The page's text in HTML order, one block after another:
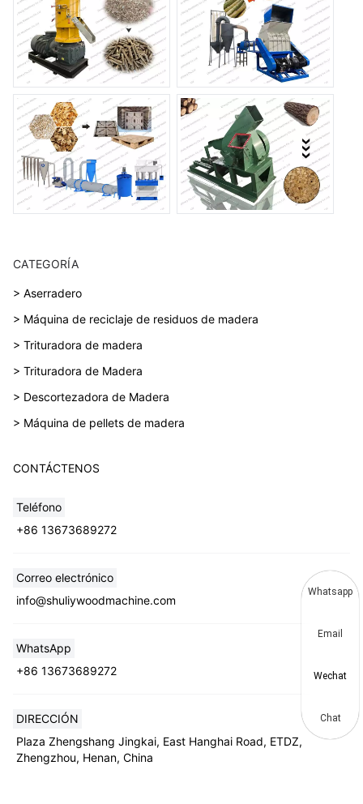
CATEGORÍA
> Aserradero
> Máquina de reciclaje de residuos de madera
> Trituradora de madera
> Trituradora de Madera
> Descortezadora de Madera
> Máquina de pellets de madera
CONTÁCTENOS
Teléfono
+86 13673689272
Correo electrónico
info@shuliywoodmachine.com
WhatsApp
+86 13673689272
DIRECCIÓN
Plaza Zhengshang Jingkai, East Hanghai Road, ETDZ,
Zhengzhou, Henan, China
Whatsapp
Email
Wechat
Chat